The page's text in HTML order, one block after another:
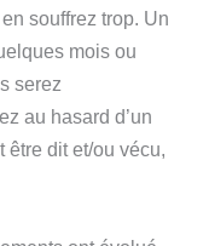
souffrez trop. Un
mois ou
serez
au hasard d’un
dit et/ou vécu,